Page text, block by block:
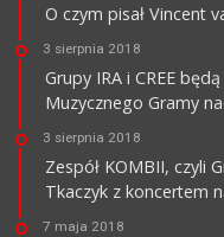
O czym pisał Vincent
3 sierpnia 2018
Grupy IRA i CREE
Muzycznego Gramy
3 sierpnia 2018
Zespół KOMBII, czyli
Tkaczyk z koncertem
7 maja 2018